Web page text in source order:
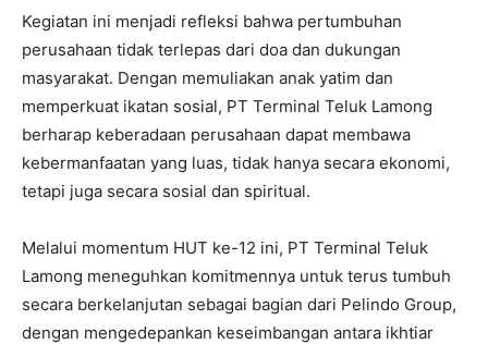
Kegiatan ini menjadi refleksi bahwa pertumbuhan
perusahaan tidak terlepas dari doa dan dukungan
masyarakat. Dengan memuliakan anak yatim dan
memperkuat ikatan sosial, PT Terminal Teluk Lamong
berharap keberadaan perusahaan dapat membawa
kebermanfaatan yang luas, tidak hanya secara ekonomi,
tetapi juga secara sosial dan spiritual.
Melalui momentum HUT ke-12 ini, PT Terminal Teluk
Lamong meneguhkan komitmennya untuk terus tumbuh
secara berkelanjutan sebagai bagian dari Pelindo Group,
dengan mengedepankan keseimbangan antara ikhtiar